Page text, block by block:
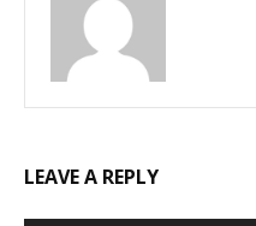
LEAVE A REPLY